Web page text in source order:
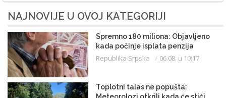
NAJNOVIJE U OVOJ KATEGORIJI
Spremno 180 miliona: Objavljeno
kada počinje isplata penzija
Republika Srpska 06.08. u 10:17
Toplotni talas ne popušta: